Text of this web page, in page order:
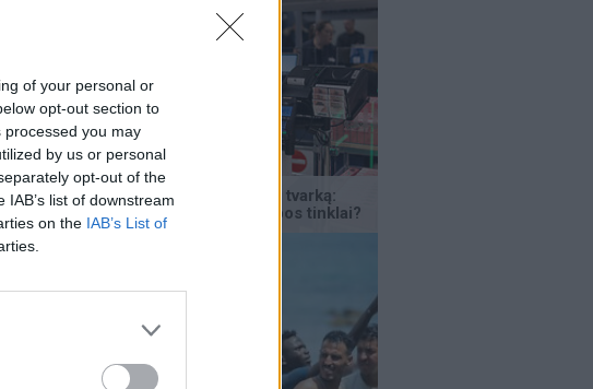
of your personal or
opt-out section to
you may
by us or personal
opt-out of the
list of downstream
on the IAB’s List of